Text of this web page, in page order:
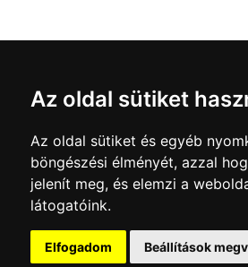
Az oldal sütiket
Az oldal sütiket és egyéb
böngészési élményét, azzal
jelenít meg, és elemzi a
látogatóink.
Elfogadom Beállítások
hogy parkot nevez el a város
a Sárvári Gyógyfürdő Kft. Felügyelő